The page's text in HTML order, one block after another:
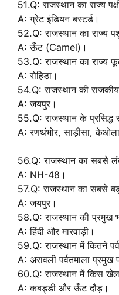
51.Q: राजस्थान का राज्य
A: ग्रेट इंडियन बस्टर्ड।
52.Q: राजस्थान का राज्य
A: ऊँट (Camel)।
53.Q: राजस्थान का राज्य
A: रोहिडा।
54.Q: राजस्थान की
A: जयपुर।
55.Q: राजस्थान के प्रसिद्ध
A: रणथंभोर, साड़ीसा,
56.Q: राजस्थान का सबसे
A: NH-48।
57.Q: राजस्थान का सबसे
A: जयपुर।
58.Q: राजस्थान की प्रमुख
A: हिंदी और मारवाड़ी।
59.Q: राजस्थान में कितने
A: अरावली पर्वतमाला प्रमुख
60.Q: राजस्थान में किस
A: कबड्डी और ऊँट दौड़।